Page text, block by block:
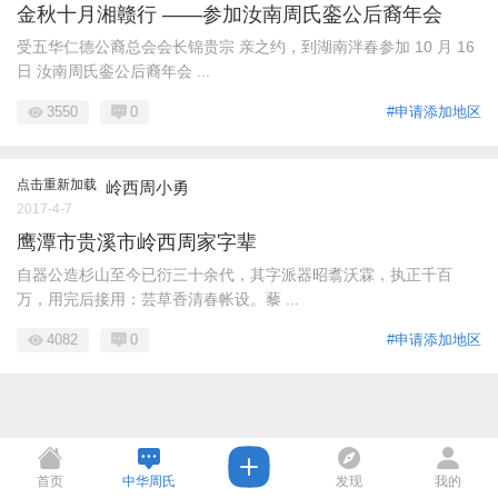
金秋十月湘赣行 ——参加汝南周氏銮公后裔年会
受五华仁德公裔总会会长锦贵宗 亲之约，到湖南泮春参加 10 月 16
日 汝南周氏銮公后裔年会 ...
#申请添加地区
3550 0
点击重新加载 岭西周小勇
2017-4-7
鹰潭市贵溪市岭西周家字辈
自器公造杉山至今已衍三十余代，其字派器昭翥沃霖，执正千百
万，用完后接用：芸草香清春帐设。藜 ...
#申请添加地区
4082 0
首页 中华周氏 发现 我的